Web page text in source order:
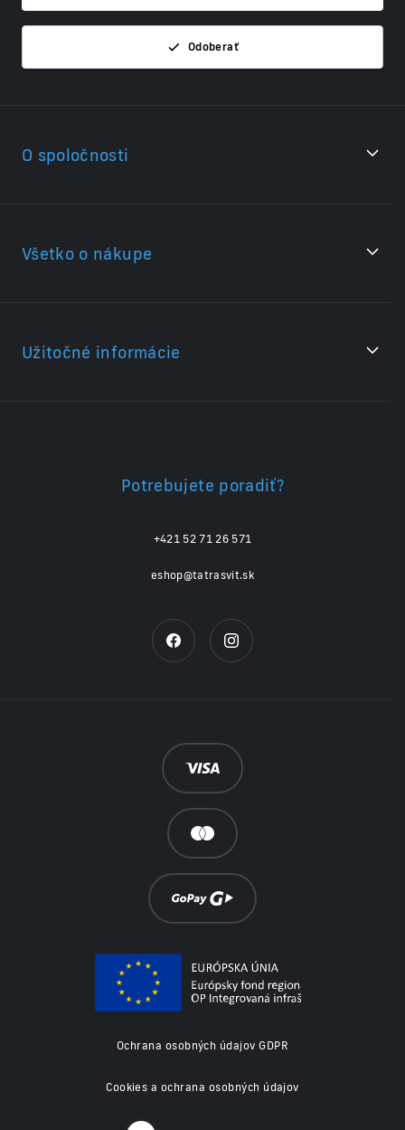
Odoberať
O spoločnosti
Všetko o nákupe
Užitočné informácie
Potrebujete poradiť?
+421 52 71 26 571
eshop@tatrasvit.sk
Ochrana osobných údajov GDPR
Cookies a ochrana osobných údajov